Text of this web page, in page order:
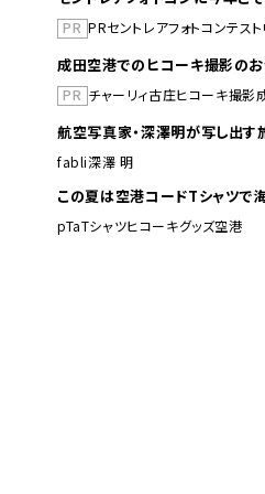
PR PRセントレアフォトコンテスト
成田空港でのヒコーキ撮影のお
PR チャーリィ古庄ヒコーキ撮影
航空写真家・深澤明が写し出す
fabli深澤 明
pTaTシャツヒコーキグッズ空港